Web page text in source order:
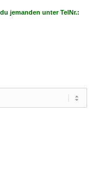
jemanden unter TelNr.: